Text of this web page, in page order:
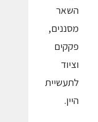
השאר
מסננים,
פקקים
וציוד
לתעשיית
היין.